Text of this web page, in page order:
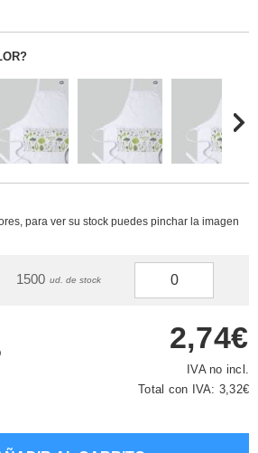
para ver su stock puedes pinchar la imagen
1500 ud. de stock
2,74€
IVA no incl.
Total con IVA: 3,32€